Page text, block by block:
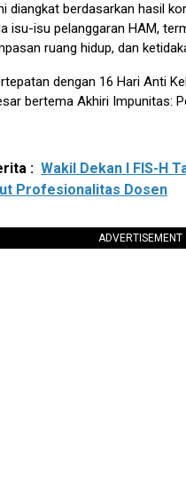
diangkat berdasarkan hasil
isu-isu pelanggaran HAM,
ruang hidup, dan
dengan 16 Hari Anti
bertema Akhiri Impunitas:
: Wakil Dekan I FIS-H
Profesionalitas Dosen
ADVERTISEMENT